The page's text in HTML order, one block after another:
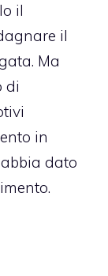
il
il
Ma
di
in
abbia dato